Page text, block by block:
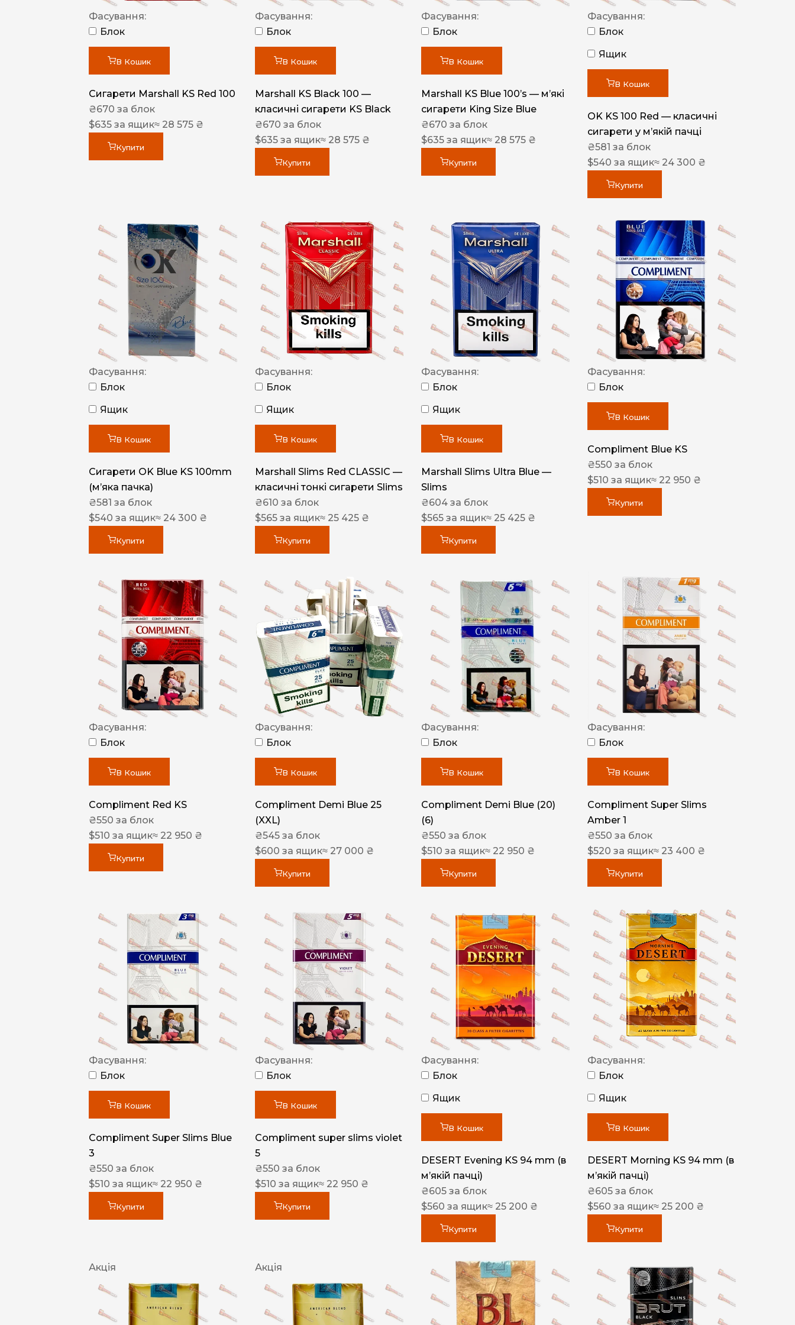
Акциз UA
Leana
ASTRU
De Santis
MONUS
NERO
NERO
Гуцульскі
Cigaronne
Фасування:
Блок
В Кошик
Сигарети Marshall KS Red 100
₴670 за блок
$635 за ящик≈ 28 575 ₴
Купити
Фасування:
Блок
В Кошик
Marshall KS Black 100 —
класичні сигарети KS Black
₴670 за блок
$635 за ящик≈ 28 575 ₴
Купити
Фасування:
Блок
В Кошик
Marshall KS Blue 100’s — м’які
сигарети King Size Blue
₴670 за блок
$635 за ящик≈ 28 575 ₴
Купити
Фасування:
Блок
Ящик
В Кошик
OK KS 100 Red — класичні
сигарети у м’якій пачці
₴581 за блок
$540 за ящик≈ 24 300 ₴
Купити
Фасування:
Блок
Ящик
В Кошик
Сигарети OK Blue KS 100mm
(м’яка пачка)
₴581 за блок
$540 за ящик≈ 24 300 ₴
Купити
Фасування:
Блок
Ящик
В Кошик
Marshall Slims Red CLASSIC —
класичні тонкі сигарети Slims
₴610 за блок
$565 за ящик≈ 25 425 ₴
Купити
Фасування:
Блок
Ящик
В Кошик
Marshall Slims Ultra Blue —
Slims
₴604 за блок
$565 за ящик≈ 25 425 ₴
Купити
Фасування:
Блок
В Кошик
Compliment Blue KS
₴550 за блок
$510 за ящик≈ 22 950 ₴
Купити
Фасування:
Блок
В Кошик
Compliment Red KS
₴550 за блок
$510 за ящик≈ 22 950 ₴
Купити
Фасування:
Блок
В Кошик
Compliment Demi Blue 25
(XXL)
₴545 за блок
$600 за ящик≈ 27 000 ₴
Купити
Фасування:
Блок
В Кошик
Compliment Demi Blue (20)
(6)
₴550 за блок
$510 за ящик≈ 22 950 ₴
Купити
Фасування:
Блок
В Кошик
Compliment Super Slims
Amber 1
₴550 за блок
$520 за ящик≈ 23 400 ₴
Купити
Фасування:
Блок
В Кошик
Compliment Super Slims Blue
3
₴550 за блок
$510 за ящик≈ 22 950 ₴
Купити
Фасування:
Блок
В Кошик
Compliment super slims violet
5
₴550 за блок
$510 за ящик≈ 22 950 ₴
Купити
Фасування:
Блок
Ящик
В Кошик
DESERT Evening KS 94 mm (в
мʼякій пачці)
₴605 за блок
$560 за ящик≈ 25 200 ₴
Купити
Фасування:
Блок
Ящик
В Кошик
DESERT Morning KS 94 mm (в
мʼякій пачці)
₴605 за блок
$560 за ящик≈ 25 200 ₴
Купити
Акція Акція